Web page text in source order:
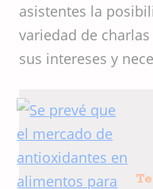
asistentes la
variedad de
sus intereses y